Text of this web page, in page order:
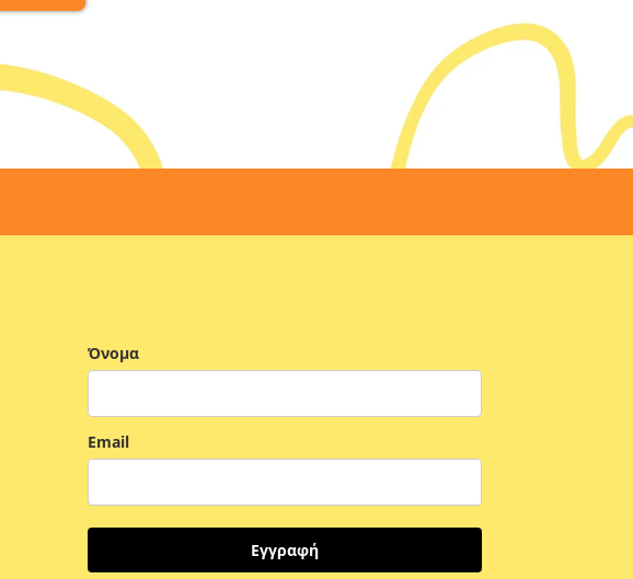
Όνομα
Email
Εγγραφή